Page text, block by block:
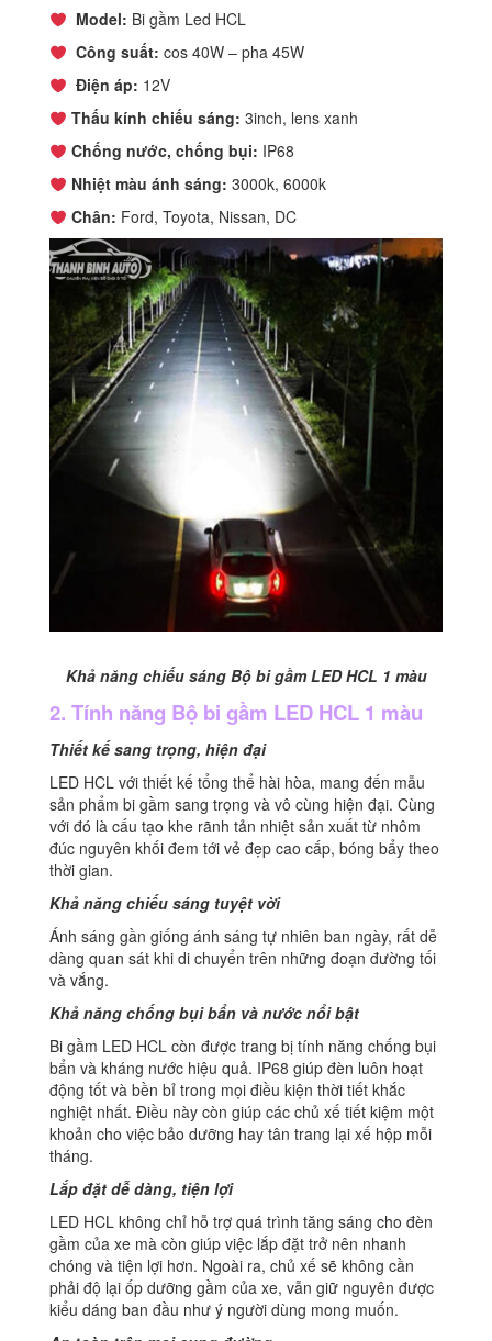
Model: Bi gầm Led HCL
Công suất: cos 40W – pha 45W
Điện áp: 12V
Thấu kính chiếu sáng: 3inch, lens xanh
Chống nước, chống bụi: IP68
Nhiệt màu ánh sáng: 3000k, 6000k
Chân: Ford, Toyota, Nissan, DC
Khả năng chiếu sáng Bộ bi gầm LED HCL 1 màu
2. Tính năng Bộ bi gầm LED HCL 1 màu
Thiết kế sang trọng, hiện đại
LED HCL với thiết kế tổng thể hài hòa, mang đến mẫu
sản phẩm bi gầm sang trọng và vô cùng hiện đại. Cùng
với đó là cấu tạo khe rãnh tản nhiệt sản xuất từ nhôm
đúc nguyên khối đem tới vẻ đẹp cao cấp, bóng bẩy theo
thời gian.
Khả năng chiếu sáng tuyệt vời
Ánh sáng gần giống ánh sáng tự nhiên ban ngày, rất dễ
dàng quan sát khi di chuyển trên những đoạn đường tối
và vắng.
Khả năng chống bụi bẩn và nước nổi bật
Bi gầm LED HCL còn được trang bị tính năng chống bụi
bẩn và kháng nước hiệu quả. IP68 giúp đèn luôn hoạt
động tốt và bền bỉ trong mọi điều kiện thời tiết khắc
nghiệt nhất. Điều này còn giúp các chủ xế tiết kiệm một
khoản cho việc bảo dưỡng hay tân trang lại xế hộp mỗi
tháng.
Lắp đặt dễ dàng, tiện lợi
LED HCL không chỉ hỗ trợ quá trình tăng sáng cho đèn
gầm của xe mà còn giúp việc lắp đặt trở nên nhanh
chóng và tiện lợi hơn. Ngoài ra, chủ xế sẽ không cần
phải độ lại ốp dưỡng gầm của xe, vẫn giữ nguyên được
kiểu dáng ban đầu như ý người dùng mong muốn.